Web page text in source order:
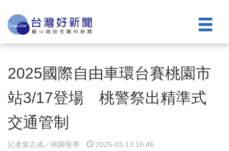
2025國際自由車環台賽桃園市
站3/17登場 桃警祭出精準式
交通管制
記者葉志成／桃園報導 2025-03-13 16:46